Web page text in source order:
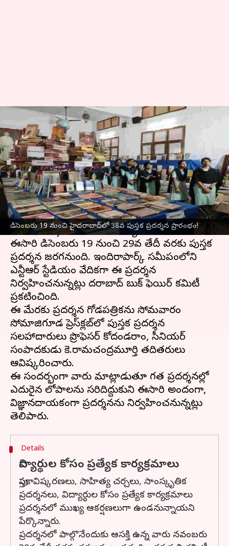
డిసెంబరు 19 నుంచి హైదరాబాద్‌లో 38వ పుస్తక ప్రదర్శన ప్రారంభం!
Hyderabad: డిసెంబరు 19 నుంచి
హైదరాబాద్‌లో 38వ పుస్తక ప్రదర్శన
ప్రారంభం!
వ్రాసిన వారు Jayachandra Akuri Nov 04, 2025 01:47 pm
ఈ వార్తాకథనం ఏంటి
హైదరాబాద్‌లో 38వ పుస్తక ప్రదర్శన (Hyderabad
Book Fair) తేదీలు ఖరారయ్యాయి.
ఈసారి డిసెంబరు 19 నుంచి 29వ తేదీ వరకు పుస్తక
ప్రదర్శన జరగనుంది. ఇందిరాపార్క్‌ సమీపంలోని
ఎన్టీఆర్‌ స్టేడియం వేదికగా ఈ ప్రదర్శన
నిర్వహించనున్నట్లు హైదరాబాద్‌ బుక్‌ ఫెయిర్‌ కమిటీ
ప్రకటించింది.
ఈ మేరకు ప్రదర్శన గోడపత్రికను సోమవారం
సోమాజిగూడ ప్రెస్‌క్లబ్‌లో పుస్తక ప్రదర్శన
సలహాదారులు ప్రొఫెసర్‌ కోదండరాం, సీనియర్‌
సంపాదకుడు కె.రామచంద్రమూర్తి తదితరులు
ఆవిష్కరించారు.
ఈ సందర్భంగా వారు మాట్లాడుతూ గత ప్రదర్శనల్లో
ఎదురైన లోపాలను సరిదిద్దుకుని ఈసారి అందంగా,
విజ్ఞానదాయకంగా ప్రదర్శనను నిర్వహించనున్నట్లు
Details
విద్యార్థుల కోసం ప్రత్యేక కార్యక్రమాలు
పుస్తకావిష్కరణలు, సాహిత్య చర్చలు, సాంస్కృతిక
ప్రదర్శనలు, విద్యార్థుల కోసం ప్రత్యేక కార్యక్రమాలు
ప్రదర్శనలో ముఖ్య ఆకర్షణలుగా ఉండనున్నాయని
పేర్కొన్నారు.
ప్రదర్శనలో పాల్గొనేందుకు ఆసక్తి ఉన్న వారు నవంబరు